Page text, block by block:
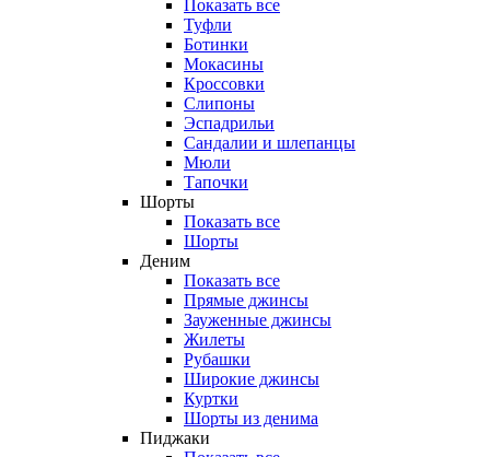
Показать все
Туфли
Ботинки
Мокасины
Кроссовки
Слипоны
Эспадрильи
Сандалии и шлепанцы
Мюли
Тапочки
Шорты
Показать все
Шорты
Деним
Показать все
Прямые джинсы
Зауженные джинсы
Жилеты
Рубашки
Широкие джинсы
Куртки
Шорты из денима
Пиджаки